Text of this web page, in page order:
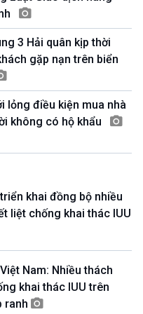
phút Sự kiện - Luận bàn
chảy sự kiện
thoại
đàn chủ nhật
đêm
3 Hải quân kịp thời
gặp nạn trên biển
lỏng điều kiện mua nhà
không có hộ khẩu
khai đồng bộ nhiều
liệt chống khai thác IUU
Nam: Nhiều thách
khai thác IUU trên
ranh